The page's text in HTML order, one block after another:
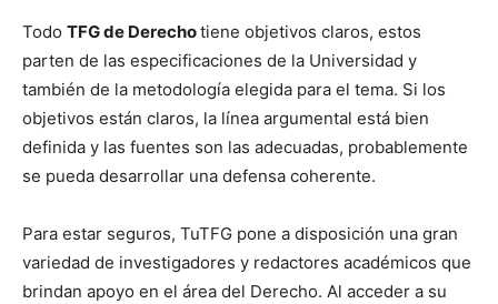
Todo TFG de Derechotiene objetivos claros, estos
parten de las especificaciones de la Universidad y
también de la metodología elegida para el tema. Si los
objetivos están claros, la línea argumental está bien
definida y las fuentes son las adecuadas, probablemente
se pueda desarrollar una defensa coherente.
Para estar seguros, TuTFG pone a disposición una gran
variedad de investigadores y redactores académicos que
brindan apoyo en el área del Derecho. Al acceder a su